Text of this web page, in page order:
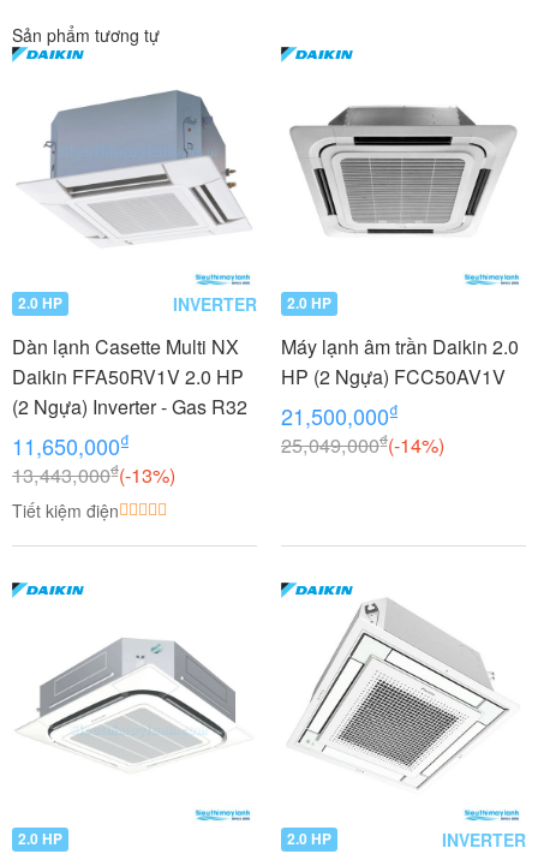
Sản phẩm tương tự
2.0 HP INVERTER
Dàn lạnh Casette Multi NX
Daikin FFA50RV1V 2.0 HP
(2 Ngựa) Inverter - Gas R32
11,650,000₫
13,443,000₫(-13%)
Tiết kiệm điện
2.0 HP
Máy lạnh âm trần Daikin 2.0
HP (2 Ngựa) FCC50AV1V
21,500,000₫
25,049,000₫(-14%)
2.0 HP 2.0 HP INVERTER